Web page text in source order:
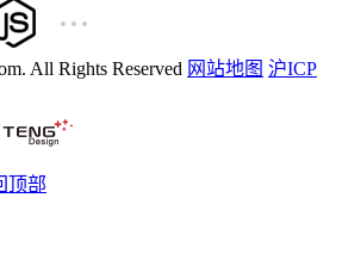
All Rights Reserved 网站地图 沪ICP
顶部